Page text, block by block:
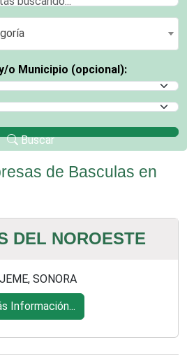
o Municipio (opcional):
Buscar
de Basculas en
DEL NOROESTE
SONORA
Información...